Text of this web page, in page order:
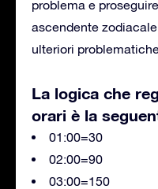
problema e
ascendente
ulteriori
La logica che
orari è la
01:00=30
02:00=90
03:00=150